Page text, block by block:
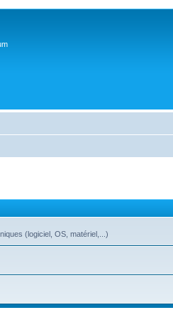
(logiciel, OS, matériel,...)